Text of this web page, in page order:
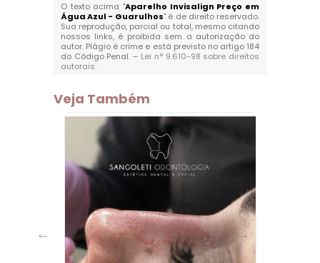
O texto acima "Aparelho Invisalign Preço em
Água Azul - Guarulhos" é de direito reservado.
Sua reprodução, parcial ou total, mesmo citando
nossos links, é proibida sem a autorização do
autor. Plágio é crime e está previsto no artigo 184
do Código Penal. – Lei n° 9.610-98 sobre direitos
autorais.
Veja Também